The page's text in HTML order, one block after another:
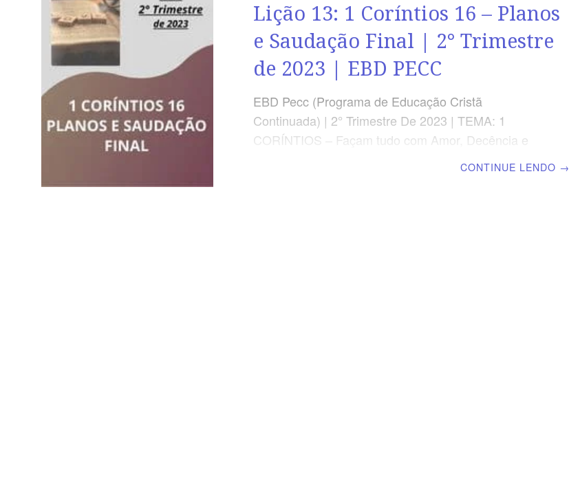
Lição 13: 1 Coríntios 16 – Planos
e Saudação Final | 2° Trimestre
de 2023 | EBD PECC
EBD Pecc (Programa de Educação Cristã
Continuada) | 2° Trimestre De 2023 | TEMA: 1
CORÍNTIOS – Façam tudo com Amor, Decência e
CONTINUE LENDO →